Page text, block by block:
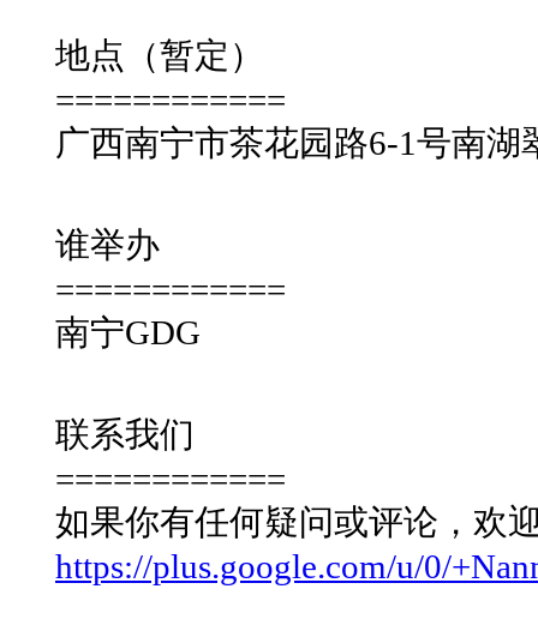
地点（暂定）
============
广西南宁市茶花园路6-1号南湖
谁举办
============
南宁GDG
联系我们
============
如果你有任何疑问或评论，欢
https://plus.google.com/u/0/